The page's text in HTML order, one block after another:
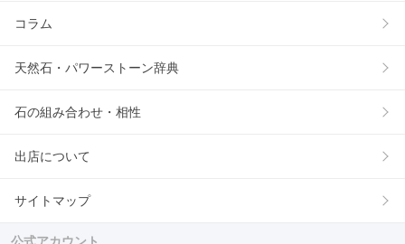
コラム
天然石・パワーストーン辞典
石の組み合わせ・相性
出店について
サイトマップ